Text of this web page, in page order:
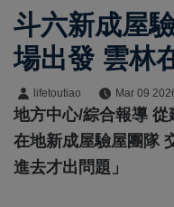
斗六新成屋
場出發 雲林
真正需求
lifetoutiao Mar 09
地方中心/綜合報導
在地新成屋驗屋團隊
進去才出問題」